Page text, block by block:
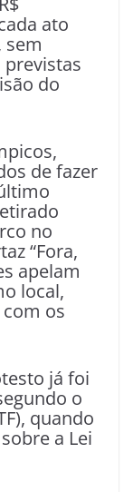
ato
sem
previstas
do
de fazer
no
“Fora,
apelam
local,
os
já foi
o
quando
a Lei